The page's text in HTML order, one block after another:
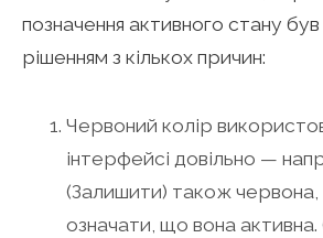
позначення активного стану
рішенням з кількох причин:
Червоний колір
інтерфейсі довільно —
(Залишити) також червона,
означати, що вона